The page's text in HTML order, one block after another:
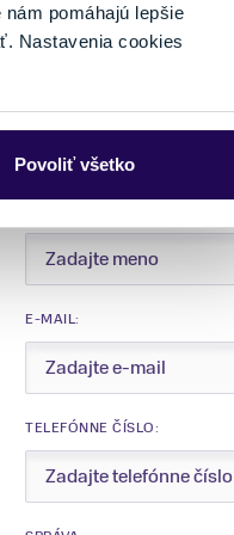
pomáhajú lepšie
Nastavenia cookies
Povoliť všetko
Potrebujete
Sme tu pre
E-MAIL:
TELEFÓNNE ČÍSLO: